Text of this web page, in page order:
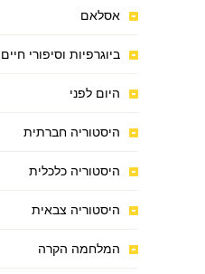
אסלאם
ביוגרפיות וסיפורי חיים
היום לפני
היסטוריה חברתית
היסטוריה כלכלית
היסטוריה צבאית
המלחמה הקרה